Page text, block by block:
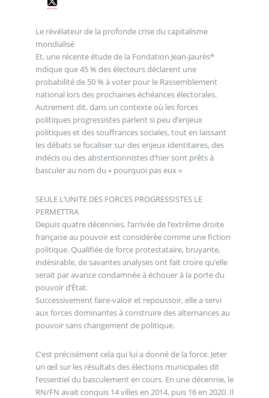
Le révélateur de la profonde crise du capitalisme
mondialisé
Et, une récente étude de la Fondation Jean-Jaurès*
indique que 45 % des électeurs déclarent une
probabilité de 50 % à voter pour le Rassemblement
national lors des prochaines échéances électorales.
Autrement dit, dans un contexte où les forces
politiques progressistes parlent si peu d’enjeux
politiques et des souffrances sociales, tout en laissant
les débats se focaliser sur des enjeux identitaires, des
indécis ou des abstentionnistes d’hier sont prêts à
basculer au nom du « pourquoi pas eux »
SEULE L’UNITE DES FORCES PROGRESSISTES LE
PERMETTRA
Depuis quatre décennies, l’arrivée de l’extrême droite
française au pouvoir est considérée comme une fiction
politique. Qualifiée de force protestataire, bruyante,
indésirable, de savantes analyses ont fait croire qu’elle
serait par avance condamnée à échouer à la porte du
pouvoir d’État.
Successivement faire-valoir et repoussoir, elle a servi
aux forces dominantes à construire des alternances au
pouvoir sans changement de politique.
C’est précisément cela qui lui a donné de la force. Jeter
un œil sur les résultats des élections municipales dit
l’essentiel du basculement en cours. En une décennie, le
RN/FN avait conquis 14 villes en 2014, puis 16 en 2020. Il